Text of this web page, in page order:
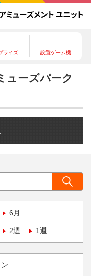
ライズ 設置ゲーム機
ューズパーク
6月
2週 1週